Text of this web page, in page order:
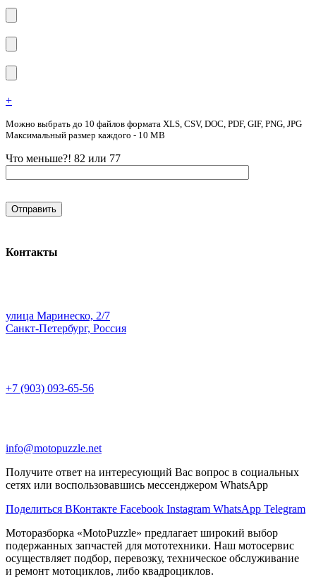
+
Можно выбрать до 10 файлов формата XLS, CSV, DOC, PDF, GIF, PNG, JPG
Максимальный размер каждого - 10 MB
Что меньше?! 82 или 77
Контакты
улица Маринеско, 2/7
Санкт-Петербург, Россия
+7 (903) 093-65-56
info@motopuzzle.net
Получите ответ на интересующий Вас вопрос в социальных
сетях или воспользовавшись мессенджером WhatsApp
Поделиться ВКонтакте Facebook Instagram WhatsApp Telegram
Моторазборка «MotoPuzzle» предлагает широкий выбор
подержанных запчастей для мототехники. Наш мотосервис
осуществляет подбор, перевозку, техническое обслуживание
и ремонт мотоциклов, либо квадроциклов.